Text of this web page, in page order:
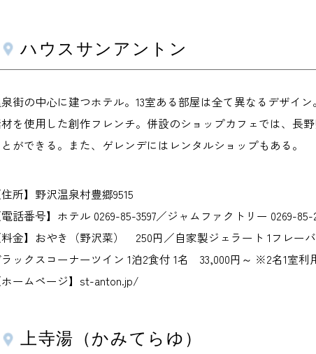
ハウスサンアントン
街の中心に建つホテル。13室ある部屋は全て異なるデザイ
を使用した創作フレンチ。併設のショップカフェでは、長
とができる。また、ゲレンデにはレンタルショップもある。
住所】野沢温泉村豊郷9515
電話番号】ホテル 0269-85-3597／ジャムファクトリー 0269-85-
料金】おやき（野沢菜） 250円／自家製ジェラート 1フレー
ックスコーナーツイン 1泊2食付 1名 33,000円～ ※2名1室利
ホームページ】st-anton.jp/
上寺湯（かみてらゆ）